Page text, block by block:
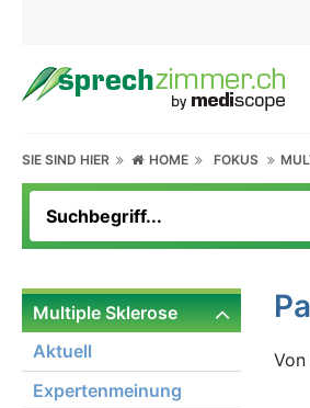
SIE SIND HIER HOME FOKUS
Multiple Sklerose
Aktuell
Expertenmeinung
Von